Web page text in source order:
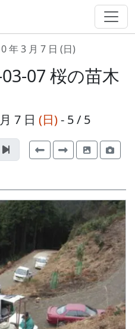
年 3 月 7 日 (日)
07 桜の苗木
7 日 (日)- 5 / 5